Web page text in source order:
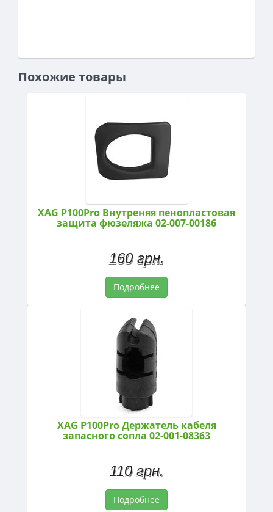
Похожие товары
XAG P100Pro Внутреняя пенопластовая
защита фюзеляжа 02-007-00186
160 грн.
Подробнее
XAG P100Pro Держатель кабеля
запасного сопла 02-001-08363
110 грн.
Подробнее